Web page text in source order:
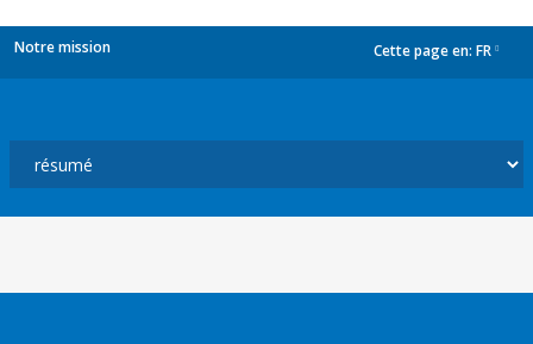
Notre mission Cette page en: FR